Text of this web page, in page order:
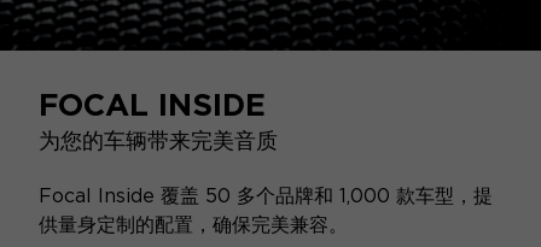
FOCAL INSIDE
为您的车辆带来完美音质
Focal Inside 覆盖 50 多个品牌和 1,000 款车型，提
供量身定制的配置，确保完美兼容。